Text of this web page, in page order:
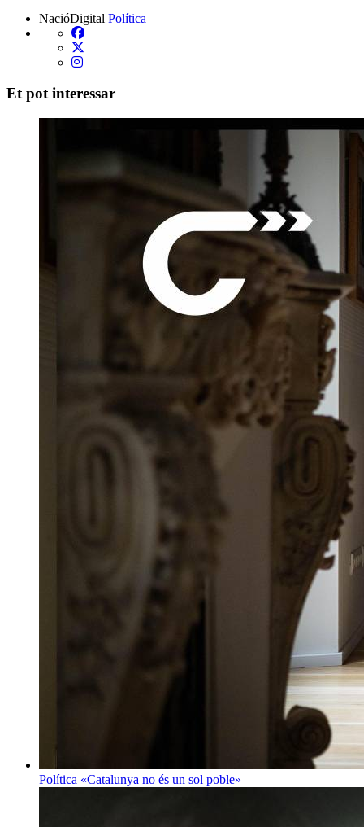
NacióDigital Política
Et pot interessar
Política «Catalunya no és un sol poble»